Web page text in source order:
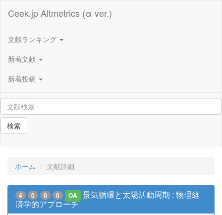
Ceek.jp Altmetrics (α ver.)
文献ランキング
新着文献
新着投稿
検索
ホーム 文献詳細
4 0 0 0 OA
景気循環と太陽活動周期 : 物理経
済学的アプローチ